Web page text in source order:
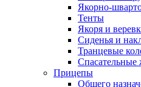
Якорно-
Тенты
Якоря и
Сиденья и
Транцевые
Спасательные
Прицепы
Общего